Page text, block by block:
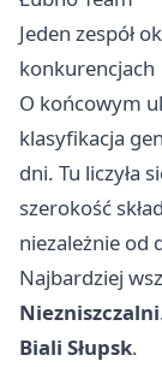
Jeden zespół
konkurencjach
O końcowym
klasyfikacja
dni. Tu liczyła
szerokość
niezależnie od
Najbardziej
Niezniszczalni
Biali Słupsk.